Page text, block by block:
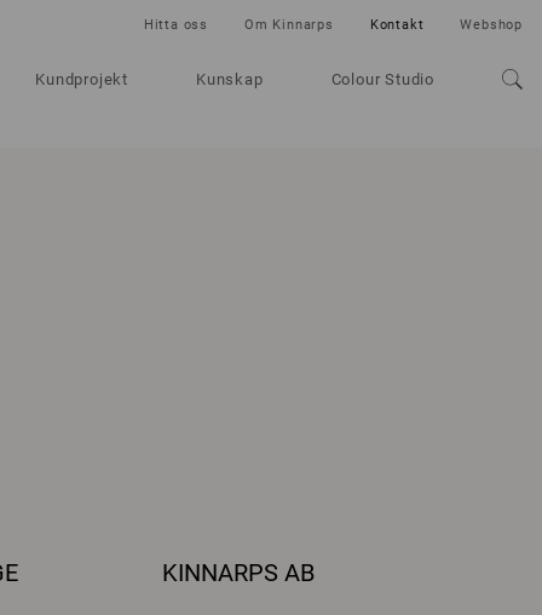
Kundprojekt Kunskap Colour Studio
Hitta oss Om Kinnarps Kontakt Webshop
KINNARPS AB